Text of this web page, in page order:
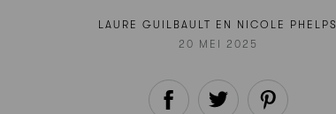
LAURE GUILBAULT EN NICOLE PHELPS
20 MEI 2025